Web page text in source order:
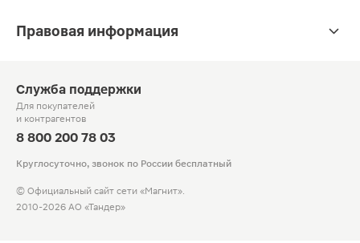
Правовая информация
Служба поддержки
Для покупателей
и контрагентов
8 800 200 78 03
Круглосуточно, звонок по России бесплатный
© Официальный сайт сети «Магнит».
2010-2026 АО «Тандер»